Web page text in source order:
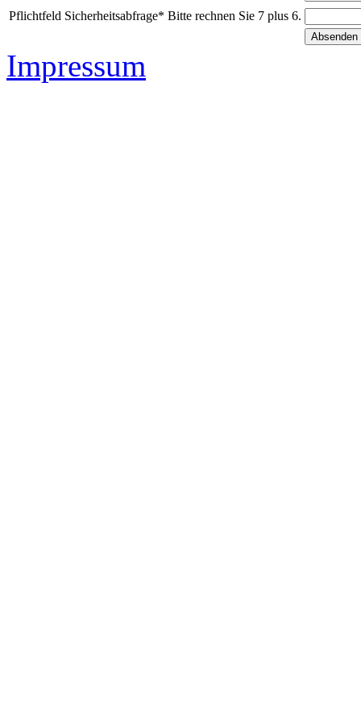
Pflichtfeld Sicherheitsabfrage* Bitte rechnen Sie 7 plus 6.
Impressum